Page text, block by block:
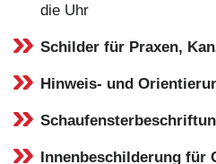
die Uhr
Schilder für Praxen,
Hinweis- und
Innenbeschilderung für